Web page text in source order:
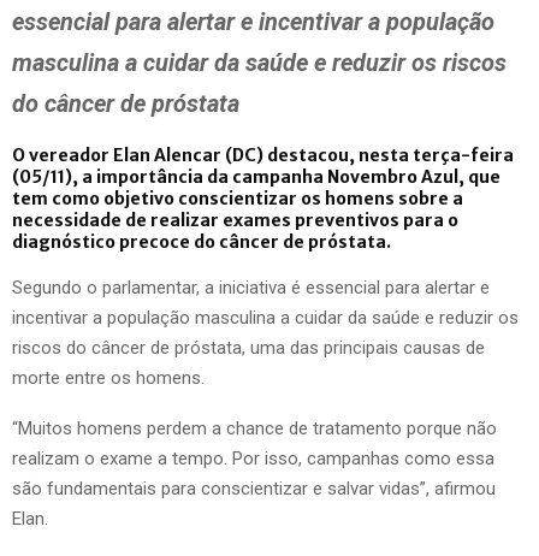
essencial para alertar e incentivar a população
masculina a cuidar da saúde e reduzir os riscos
do câncer de próstata
O vereador Elan Alencar (DC) destacou, nesta terça-feira
(05/11), a importância da campanha Novembro Azul, que
tem como objetivo conscientizar os homens sobre a
necessidade de realizar exames preventivos para o
diagnóstico precoce do câncer de próstata.
Segundo o parlamentar, a iniciativa é essencial para alertar e
incentivar a população masculina a cuidar da saúde e reduzir os
riscos do câncer de próstata, uma das principais causas de
morte entre os homens.
“Muitos homens perdem a chance de tratamento porque não
realizam o exame a tempo. Por isso, campanhas como essa
são fundamentais para conscientizar e salvar vidas”, afirmou
Elan.